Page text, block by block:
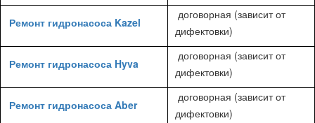
Ремонт гидронасоса Kazel
договорная (зависит от
дифектовки)
Ремонт гидронасоса Hyva
договорная (зависит от
дифектовки)
Ремонт гидронасоса Aber
договорная (зависит от
дифектовки)